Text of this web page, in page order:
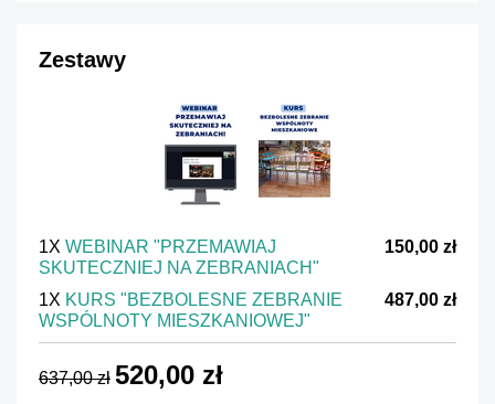
Zestawy
1X WEBINAR "PRZEMAWIAJ
SKUTECZNIEJ NA ZEBRANIACH"
150,00 zł
1X KURS "BEZBOLESNE ZEBRANIE
WSPÓLNOTY MIESZKANIOWEJ"
487,00 zł
637,00 zł 520,00 zł